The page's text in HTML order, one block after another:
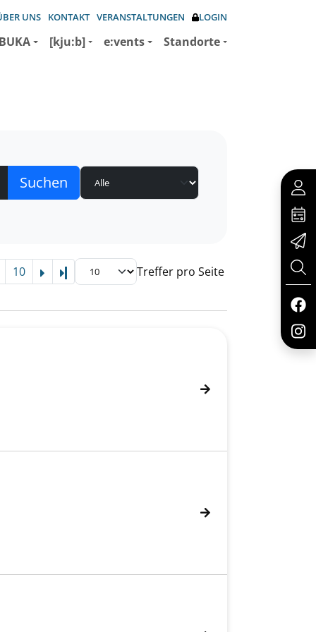
UNS KONTAKT VERANSTALTUNGEN LOGIN
[kju:b] e:vents Standorte
10 Letzte Seite Treffer pro Seite